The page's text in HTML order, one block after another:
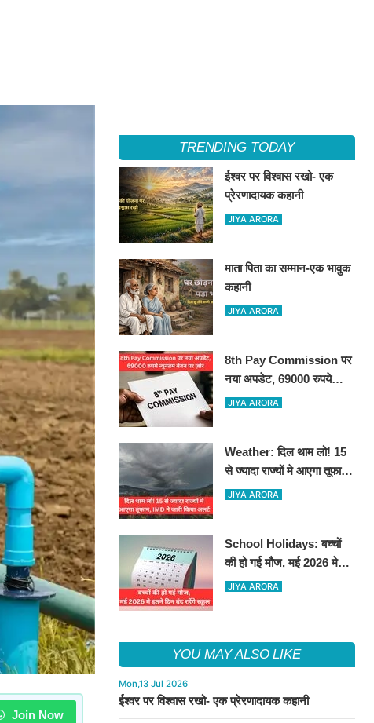
Join Now
TRENDING TODAY
ईश्वर पर विश्वास रखो- एक
प्रेरणादायक कहानी
JIYA ARORA
माता पिता का सम्मान-एक भावुक
कहानी
JIYA ARORA
8th Pay Commission पर
नया अपडेट, 69000 रुपये
न्यूनतम वेतन पर ज़ोर
JIYA ARORA
Weather: दिल थाम लो! 15
से ज्यादा राज्यों मे आएगा तूफान,
IMD ने जारी किया अलर्ट
JIYA ARORA
School Holidays: बच्चों
की हो गई मौज, मई 2026 मे
इतने दिन बंद रहेंगे स्कूल
JIYA ARORA
YOU MAY ALSO LIKE
Mon,13 Jul 2026
ईश्वर पर विश्वास रखो- एक प्रेरणादायक कहानी